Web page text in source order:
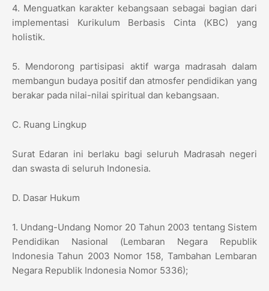
4. Menguatkan karakter kebangsaan sebagai bagian dari
implementasi Kurikulum Berbasis Cinta (KBC) yang
holistik.
5. Mendorong partisipasi aktif warga madrasah dalam
membangun budaya positif dan atmosfer pendidikan yang
berakar pada nilai-nilai spiritual dan kebangsaan.
C. Ruang Lingkup
Surat Edaran ini berlaku bagi seluruh Madrasah negeri
dan swasta di seluruh Indonesia.
D. Dasar Hukum
1. Undang-Undang Nomor 20 Tahun 2003 tentang Sistem
Pendidikan Nasional (Lembaran Negara Republik
Indonesia Tahun 2003 Nomor 158, Tambahan Lembaran
Negara Republik Indonesia Nomor 5336);